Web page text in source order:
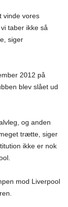
vinde vores
taber ikke så
siger
2012 på
blev slået ud
og anden
trætte, siger
ikke er nok
mod Liverpool